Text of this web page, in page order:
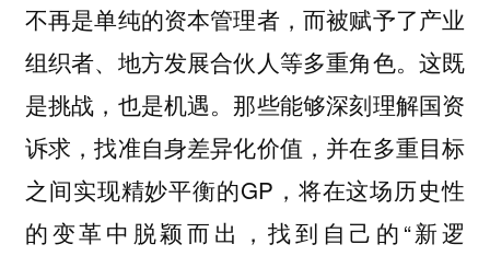
不再是单纯的资本管理者，而被赋予了产业
组织者、地方发展合伙人等多重角色。这既
是挑战，也是机遇。那些能够深刻理解国资
诉求，找准自身差异化价值，并在多重目标
之间实现精妙平衡的GP，将在这场历史性
的变革中脱颖而出，找到自己的“新逻